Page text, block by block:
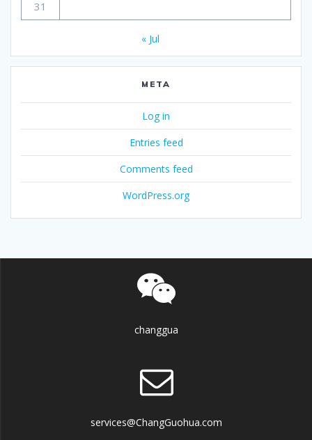
31
« Jul
META
Log in
Entries feed
Comments feed
WordPress.org
changgua
services@ChangGuohua.com